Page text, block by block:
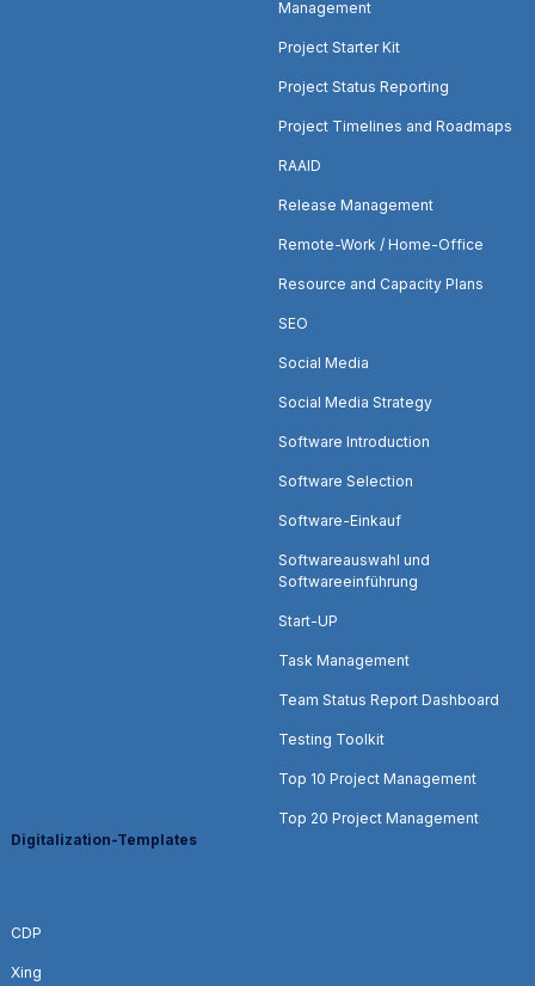
Management
Project Starter Kit
Project Status Reporting
Project Timelines and Roadmaps
RAAID
Release Management
Remote-Work / Home-Office
Resource and Capacity Plans
SEO
Social Media
Social Media Strategy
Software Introduction
Software Selection
Software-Einkauf
Softwareauswahl und
Softwareeinführung
Start-UP
Task Management
Team Status Report Dashboard
Testing Toolkit
Top 10 Project Management
Top 20 Project Management
Digitalization-Templates
CDP
Xing